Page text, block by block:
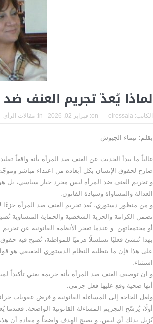
لماذا يُعدّ تجريم العنف ضد
الكاتب: elressala
on: فبراير 02, 2026 In: مقالات الرأي
بقلم: تيماء الجيوش
غالباً ما يبدأ الحديث عن العنف ضد المرأة بأنه واقعاً
صارخ لحقوق الإنسان بكل أبعاده من اعتداء مباشر
و تجريم العنف ضد المرأة ليس مجرد خيار سياسي، بل
العدالة والمساواة وسيادة القانون.
و من منظور دستوري، يُعد تجريم العنف ضد المرأة جزءًا
تضمن الكرامة والحرية الشخصية والحماية المتساوية
أو مجتمعاتهن. و عندما تعجز الأنظمة القانونية عن
بهذا تُنشئ فعليًا تسلسلًا هرميًا للمواطنة، تُصبح فيه
على هذا فإن ما يتطلبه النظام الدستوري الحقيقي هو
استثناء.
و ان توصيف العنف ضد المرأة بأنه جريمة يعني تأكيداً
أنها ضحية وقع عليها فعل جرمي.
ولعل الحاجة إلى المساءلة القانونية و فرض عقوبات
أولًا، يُرسّخ التجريم المساءلة القانونية الواضحة.
يُزيل بذلك أي لبس، و يصبح الهدف واضحاً و مفاده أن هذه